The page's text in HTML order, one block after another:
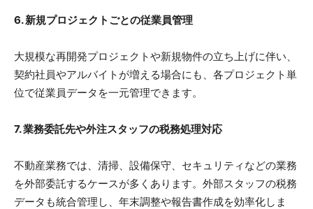
6. 新規プロジェクトごとの従業員管理
大規模な再開発プロジェクトや新規物件の立ち上げに伴い、
契約社員やアルバイトが増える場合にも、各プロジェクト単
位で従業員データを一元管理できます。
7. 業務委託先や外注スタッフの税務処理対応
不動産業務では、清掃、設備保守、セキュリティなどの業務
を外部委託するケースが多くあります。外部スタッフの税務
データも統合管理し、年末調整や報告書作成を効率化しま